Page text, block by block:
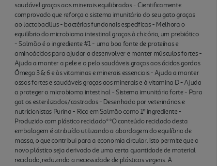
saudável graças aos minerais equilibrados - Cientificamente
comprovado que reforça o sistema imunitário do seu gato graças
ao lactobacillus - bactérias funcionais específicas - Melhora o
equilíbrio do microbioma intestinal graças à chicória, um prebiótico
- Salmão é o ingrediente #1 - uma boa fonte de proteínas e
aminoácidos para ajudar a desenvolver e manter músculos fortes -
Ajuda a manter a pele e o pelo saudáveis graças aos ácidos gordos
Ómega 3 & 6 e às vitaminas e minerais essenciais - Ajuda a manter
ossos fortes e saudáveis graças aos minerais e à vitamina D - Ajuda
a proteger o microbioma intestinal - Sistema imunitário forte - Para
gat os esterilizados/castrados - Desenhado por veterinários e
nutricionistas Purina - Rico em Salmão como 1º ingrediente -
Produzido com plástico reciclado* *O conteúdo reciclado desta
embalagem é atribuído utilizando a abordagem do equilíbrio de
massa, o que contribui para a economia circular. Isto permite que o
novo plástico seja derivado de uma certa quantidade de material
reciclado, reduzindo a necessidade de plásticos virgens. A